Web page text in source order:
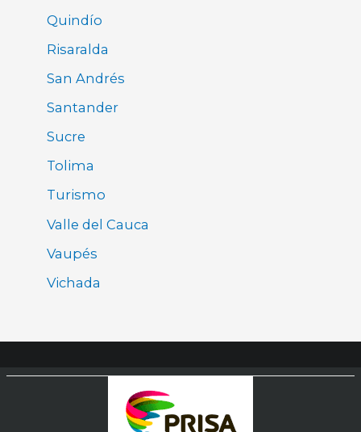
Quindío
Risaralda
San Andrés
Santander
Sucre
Tolima
Turismo
Valle del Cauca
Vaupés
Vichada